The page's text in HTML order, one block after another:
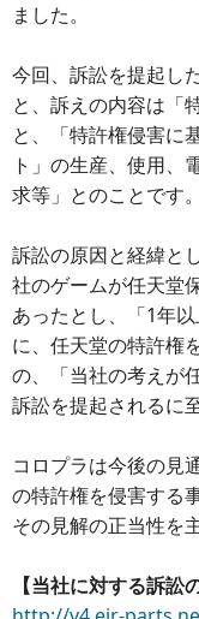
ました。
今回、訴訟を提起し
と、訴えの内容は「
と、「特許権侵害に
ト」の生産、使用、
求等」とのことです。
訴訟の原因と経緯と
社のゲームが任天堂
あったとし、「1年
に、任天堂の特許権
の、「当社の考えが
訴訟を提起されるに
コロプラは今後の見
の特許権を侵害する
その見解の正当性を
【当社に対する訴訟